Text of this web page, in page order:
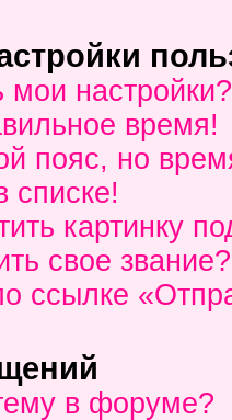
мои настройки?
время!
пояс, но
списке!
картинку
свое звание?
ссылке
в форуме?